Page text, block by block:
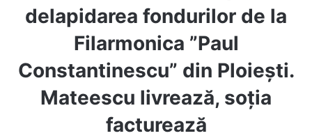
delapidarea fondurilor de la
Filarmonica ”Paul
Constantinescu” din Ploiești.
Mateescu livrează, soția
facturează